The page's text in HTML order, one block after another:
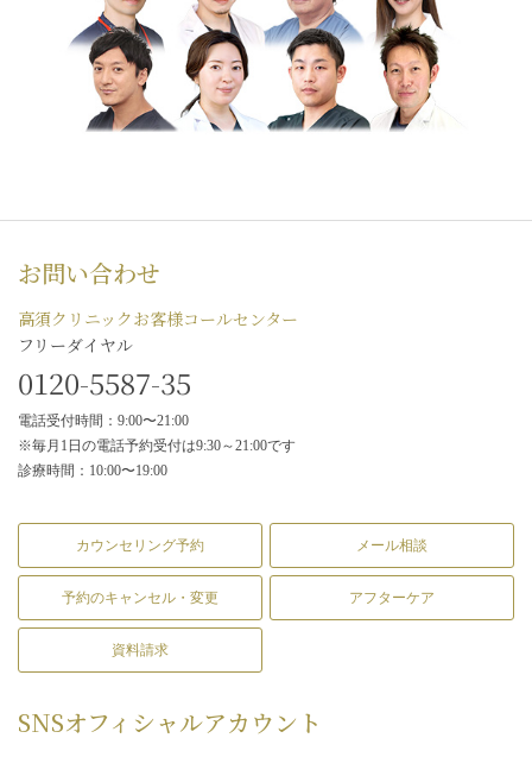
お問い合わせ
高須クリニックお客様コールセンター
フリーダイヤル
0120-5587-35
電話受付時間：9:00〜21:00
※毎月1日の電話予約受付は9:30～21:00です
診療時間：10:00〜19:00
カウンセリング予約 メール相談
予約のキャンセル・変更 アフターケア
資料請求
SNSオフィシャルアカウント